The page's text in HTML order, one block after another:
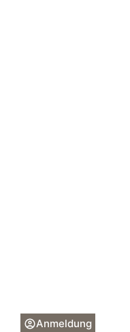
Anmeldung